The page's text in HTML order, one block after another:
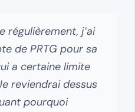
régulièrement, j’ai
de PRTG pour sa
a certaine limite
reviendrai dessus
pourquoi